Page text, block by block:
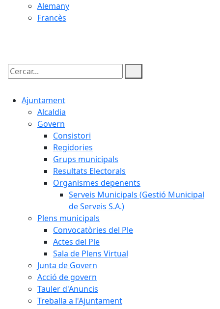
Alemany
Francès
Cercar:
Ajuntament
Alcaldia
Govern
Consistori
Regidories
Grups municipals
Resultats Electorals
Organismes depenents
Serveis Municipals (Gestió Municipal
de Serveis S.A.)
Plens municipals
Convocatòries del Ple
Actes del Ple
Sala de Plens Virtual
Junta de Govern
Acció de govern
Tauler d'Anuncis
Treballa a l'Ajuntament